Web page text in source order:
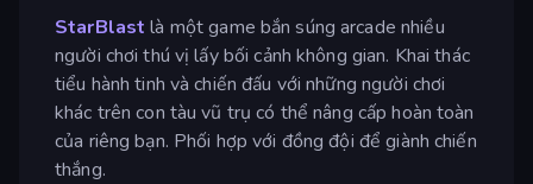
StarBlast là một game bắn súng arcade nhiều
người chơi thú vị lấy bối cảnh không gian. Khai thác
tiểu hành tinh và chiến đấu với những người chơi
khác trên con tàu vũ trụ có thể nâng cấp hoàn toàn
của riêng bạn. Phối hợp với đồng đội để giành chiến
thắng.